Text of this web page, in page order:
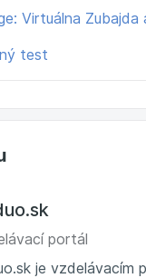
Virtuálna
test
portál
je vzdelávacím